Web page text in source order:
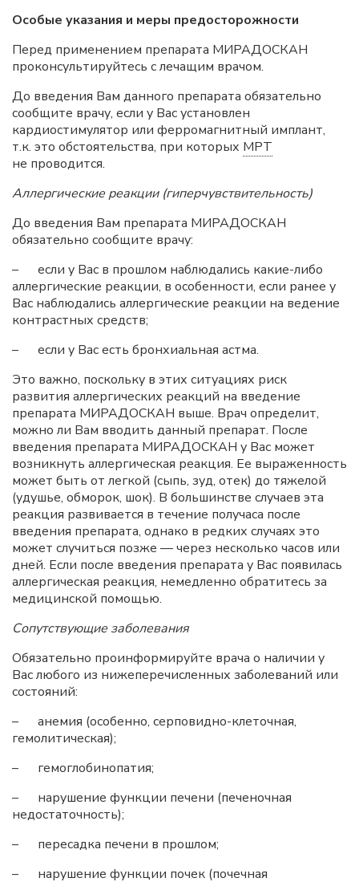
Особые указания и меры предосторожности
Перед применением препарата МИРАДОСКАН
проконсультируйтесь с лечащим врачом.
До введения Вам данного препарата обязательно
сообщите врачу, если у Вас установлен
кардиостимулятор или ферромагнитный имплант,
т.к. это обстоятельства, при которых МРТ
не проводится.
Аллергические реакции (гиперчувствительность)
До введения Вам препарата МИРАДОСКАН
обязательно сообщите врачу:
– если у Вас в прошлом наблюдались какие-либо
аллергические реакции, в особенности, если ранее у
Вас наблюдались аллергические реакции на ведение
контрастных средств;
– если у Вас есть бронхиальная астма.
Это важно, поскольку в этих ситуациях риск
развития аллергических реакций на введение
препарата МИРАДОСКАН выше. Врач определит,
можно ли Вам вводить данный препарат. После
введения препарата МИРАДОСКАН у Вас может
возникнуть аллергическая реакция. Ее выраженность
может быть от легкой (сыпь, зуд, отек) до тяжелой
(удушье, обморок, шок). В большинстве случаев эта
реакция развивается в течение получаса после
введения препарата, однако в редких случаях это
может случиться позже — через несколько часов или
дней. Если после введения препарата у Вас появилась
аллергическая реакция, немедленно обратитесь за
медицинской помощью.
Сопутствующие заболевания
Обязательно проинформируйте врача о наличии у
Вас любого из нижеперечисленных заболеваний или
состояний:
– анемия (особенно, серповидно-клеточная,
гемолитическая);
– гемоглобинопатия;
– нарушение функции печени (печеночная
недостаточность);
– пересадка печени в прошлом;
– нарушение функции почек (почечная